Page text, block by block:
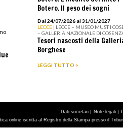
Botero. Il peso dei sogni
Dal 24/07/2026 al 31/01/2027
LECCE | LECCE – MUSEO MUST I
– GALLERIA NAZIONALE DI
Tesori nascosti della
Borghese
LEGGI TUTTO >
Dati societari | Note legali |
online iscritta al Registro della Stampa presso il